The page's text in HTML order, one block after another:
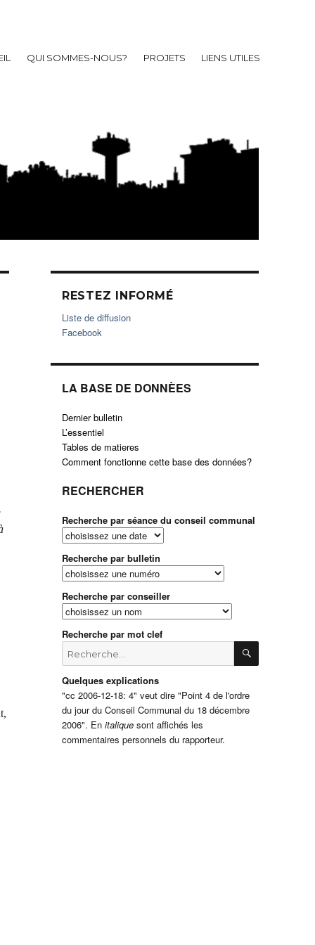
QUI SOMMES-NOUS? PROJETS LIENS UTILES
RESTEZ INFORMÉ
Liste de diffusion
Facebook
LA BASE DE DONNÈES
Dernier bulletin
L’essentiel
Tables de matieres
Comment fonctionne cette base des données?
RECHERCHER
Recherche par séance du conseil communal
Recherche par bulletin
Recherche par conseiller
Recherche par mot clef
Recherche
pour
:Quelques explications
"cc 2006-12-18: 4" veut dire "Point 4 de l'ordre
du jour du Conseil Communal du 18 décembre
2006". Enitalique sont affichés les
commentaires personnels du rapporteur.